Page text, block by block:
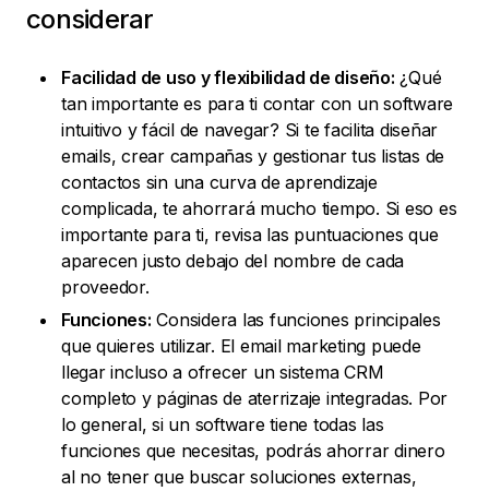
considerar
Facilidad de uso y flexibilidad de diseño: ¿Qué
tan importante es para ti contar con un software
intuitivo y fácil de navegar? Si te facilita diseñar
emails, crear campañas y gestionar tus listas de
contactos sin una curva de aprendizaje
complicada, te ahorrará mucho tiempo. Si eso es
importante para ti, revisa las puntuaciones que
aparecen justo debajo del nombre de cada
proveedor.
Funciones: Considera las funciones principales
que quieres utilizar. El email marketing puede
llegar incluso a ofrecer un sistema CRM
completo y páginas de aterrizaje integradas. Por
lo general, si un software tiene todas las
funciones que necesitas, podrás ahorrar dinero
al no tener que buscar soluciones externas,